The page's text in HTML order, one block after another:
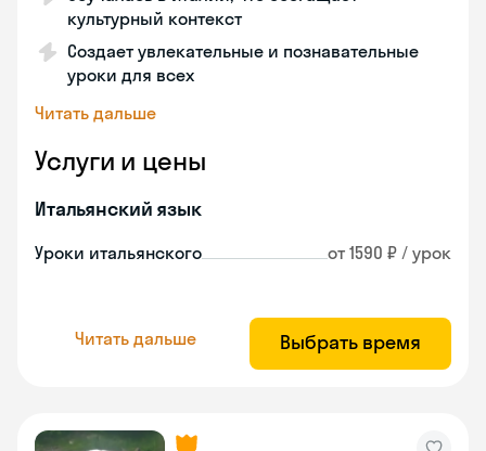
культурный контекст
Создает увлекательные и познавательные
уроки для всех
Читать дальше
Услуги и цены
Итальянский язык
Уроки итальянского от 1590 ₽ / урок
Читать дальше Выбрать время